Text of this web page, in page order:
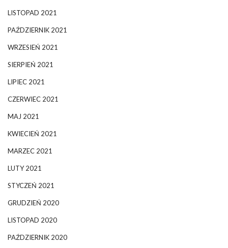
LISTOPAD 2021
PAŹDZIERNIK 2021
WRZESIEŃ 2021
SIERPIEŃ 2021
LIPIEC 2021
CZERWIEC 2021
MAJ 2021
KWIECIEŃ 2021
MARZEC 2021
LUTY 2021
STYCZEŃ 2021
GRUDZIEŃ 2020
LISTOPAD 2020
PAŹDZIERNIK 2020